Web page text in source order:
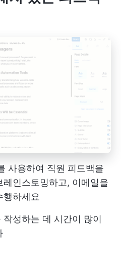
사용하여 직원 피드백을
인스토밍하고, 이메일을
행하세요
성하는 데 시간이 많이